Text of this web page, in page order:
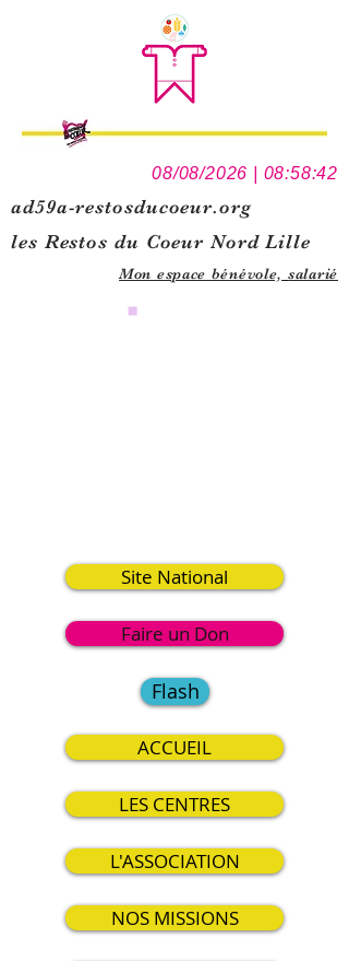
08/08/2026 | 08:58:42
ad59a-restosducoeur.org
les Restos du Coeur Nord Lille
Mon espace bénévole, salarié
Site National
Faire un Don
Flash
ACCUEIL
LES CENTRES
L'ASSOCIATION
NOS MISSIONS